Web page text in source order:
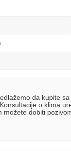
da kupite
Konsultacije o klima
možete dobiti